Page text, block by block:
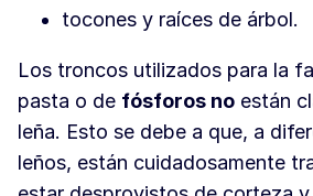
tocones y raíces de árbol.
Los troncos utilizados para la
pasta o de fósforos no están
leña. Esto se debe a que, a
leños, están cuidadosamente